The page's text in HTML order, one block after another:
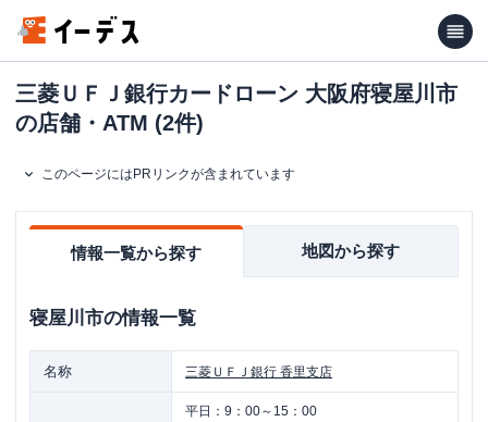
三菱ＵＦＪ銀行カードローン 大阪府寝屋川市
の店舗・ATM (2件)
このページにはPRリンクが含まれています
情報一覧から探す 地図から探す
寝屋川市の情報一覧
名称 三菱ＵＦＪ銀行 香里支店
平日： 9：00～15：00